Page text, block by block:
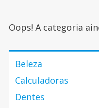
Oops! A categoria
Beleza
Calculadoras
Dentes